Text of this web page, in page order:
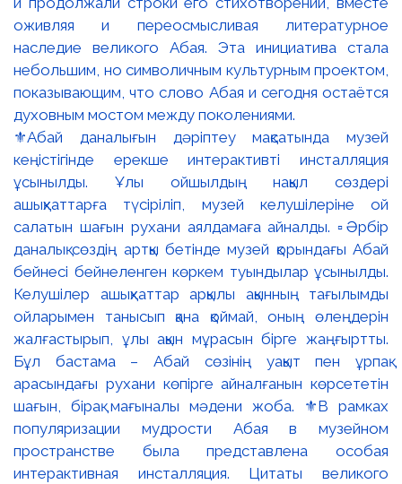
⚜️Абай даналығын дәріптеу мақсатында музей
кеңістігінде ерекше интерактивті инсталляция
ұсынылды. Ұлы ойшылдың нақыл сөздері
ашықхаттарға түсіріліп, музей келушілеріне ой
салатын шағын рухани аялдамаға айналды. ▫️Әрбір
даналық сөздің артқы бетінде музей қорындағы Абай
бейнесі бейнеленген көркем туындылар ұсынылды.
Келушілер ашықхаттар арқылы ақынның тағылымды
ойларымен танысып қана қоймай, оның өлеңдерін
жалғастырып, ұлы ақын мұрасын бірге жаңғыртты.
Бұл бастама – Абай сөзінің уақыт пен ұрпақ
арасындағы рухани көпірге айналғанын көрсететін
шағын, бірақ мағыналы мәдени жоба. ⚜️В рамках
популяризации мудрости Абая в музейном
пространстве была представлена особая
интерактивная инсталляция. Цитаты великого